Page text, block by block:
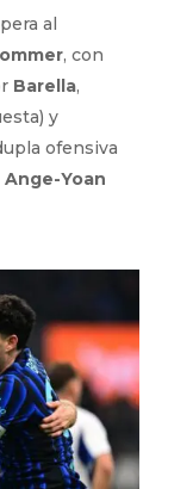
al
, con
Barella,
y
ofensiva
Ange-Yoan